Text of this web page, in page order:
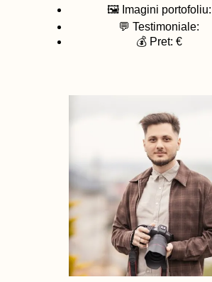
🖼️ Imagini portofoliu:
💬 Testimoniale:
💰 Pret: €